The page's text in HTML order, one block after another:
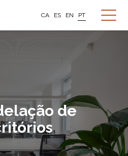
CA ES EN PT
de